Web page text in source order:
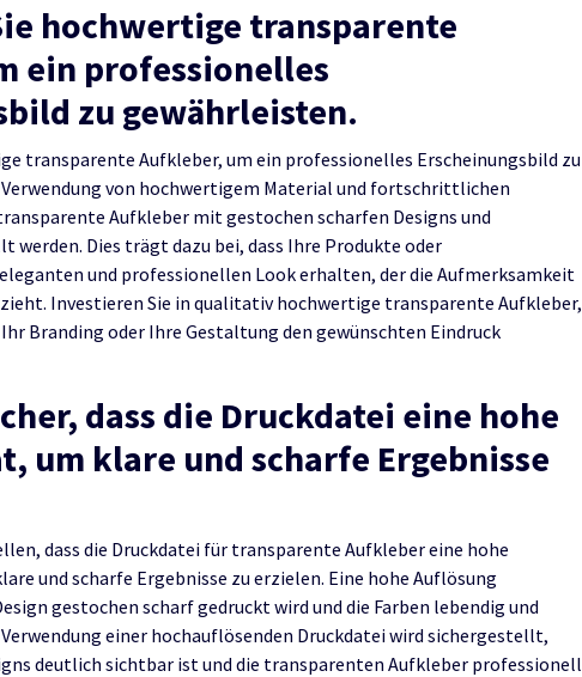
hochwertige transparente
ein professionelles
zu gewährleisten.
transparente Aufkleber, um ein professionelles Erscheinungsbild zu
von hochwertigem Material und fortschrittlichen
Aufkleber mit gestochen scharfen Designs und
werden. Dies trägt dazu bei, dass Ihre Produkte oder
und professionellen Look erhalten, der die Aufmerksamkeit
Investieren Sie in qualitativ hochwertige transparente Aufkleber,
Branding oder Ihre Gestaltung den gewünschten Eindruck
dass die Druckdatei eine hohe
um klare und scharfe Ergebnisse
dass die Druckdatei für transparente Aufkleber eine hohe
und scharfe Ergebnisse zu erzielen. Eine hohe Auflösung
gestochen scharf gedruckt wird und die Farben lebendig und
einer hochauflösenden Druckdatei wird sichergestellt,
deutlich sichtbar ist und die transparenten Aufkleber professionell